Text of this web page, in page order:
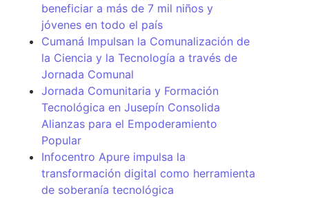
beneficiar a más de 7 mil niños y
jóvenes en todo el país
Cumaná Impulsan la Comunalización de
la Ciencia y la Tecnología a través de
Jornada Comunal
Jornada Comunitaria y Formación
Tecnológica en Jusepín Consolida
Alianzas para el Empoderamiento
Popular
Infocentro Apure impulsa la
transformación digital como herramienta
de soberanía tecnológica